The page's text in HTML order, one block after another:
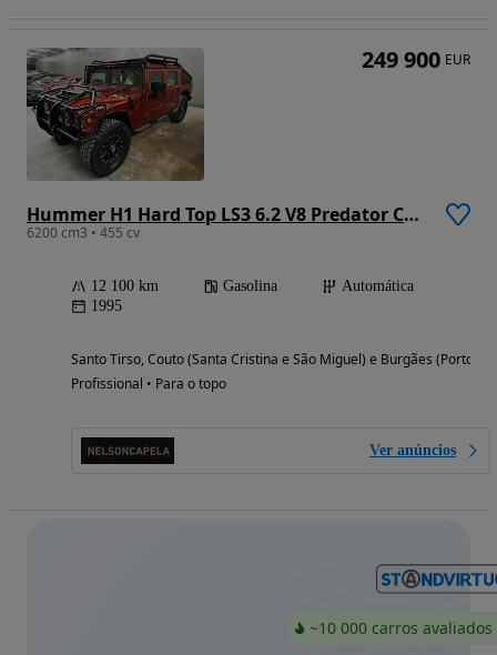
Hummer H1 Hard Top LS3 6.2 V8 Predator Custom
6200 cm3 • 455 cv
12 100 km Gasolina
Automática
1995
Santo Tirso, Couto (Santa Cristina e São Miguel) e Burgães (Porto)
Profissional • Para o topo
Ver anúncios
249 900 EUR
~10 000 carros